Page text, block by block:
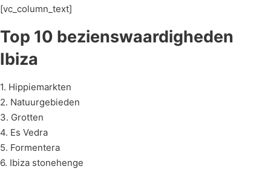
[vc_column_text]
Top 10 bezienswaardigheden
Ibiza
1. Hippiemarkten
2. Natuurgebieden
3. Grotten
4. Es Vedra
5. Formentera
6. Ibiza stonehenge